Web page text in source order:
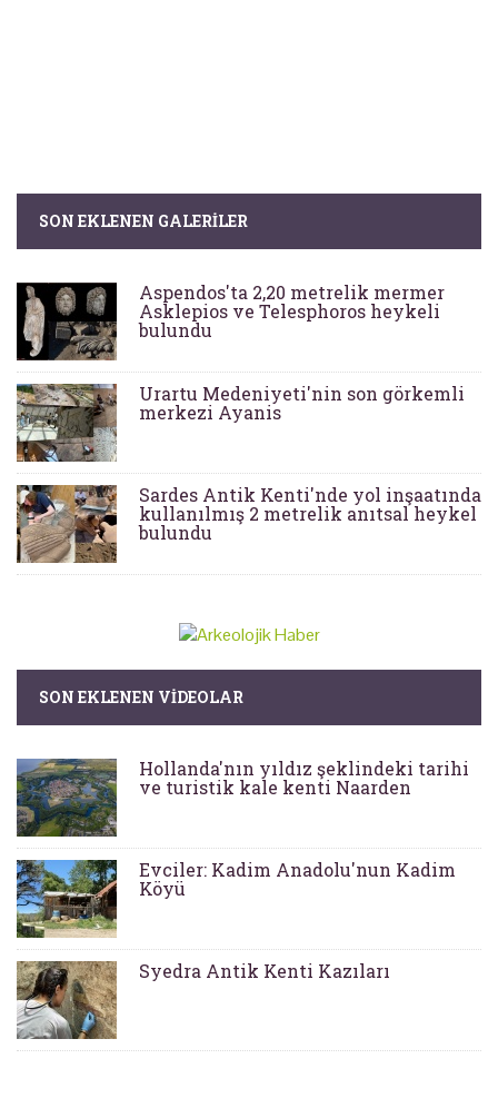
SON EKLENEN GALERILER
Aspendos'ta 2,20 metrelik mermer
Asklepios ve Telesphoros heykeli
bulundu
Urartu Medeniyeti'nin son görkemli
merkezi Ayanis
Sardes Antik Kenti'nde yol inşaatında
kullanılmış 2 metrelik anıtsal heykel
bulundu
SON EKLENEN VIDEOLAR
Hollanda'nın yıldız şeklindeki tarihi
ve turistik kale kenti Naarden
Evciler: Kadim Anadolu'nun Kadim
Köyü
Syedra Antik Kenti Kazıları